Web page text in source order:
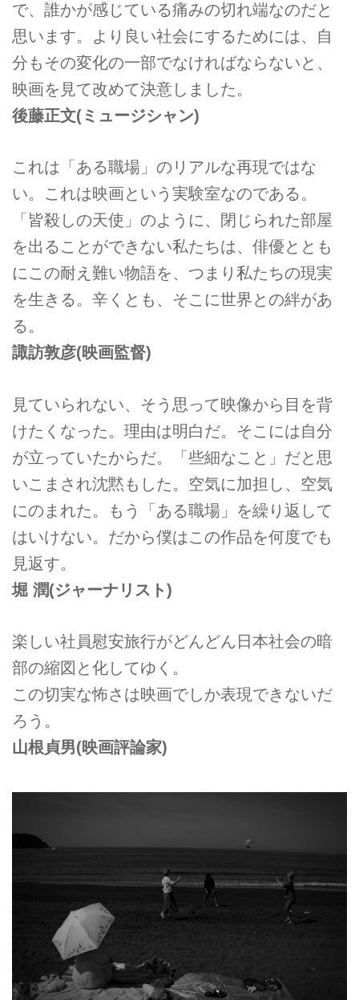
で、誰かが感じている痛みの切れ端なのだと
思います。より良い社会にするためには、自
分もその変化の一部でなければならないと、
映画を見て改めて決意しました。
後藤正文(ミュージシャン)
これは「ある職場」のリアルな再現ではな
い。これは映画という実験室なのである。
「皆殺しの天使」のように、閉じられた部屋
を出ることができない私たちは、俳優ととも
にこの耐え難い物語を、つまり私たちの現実
を生きる。辛くとも、そこに世界との絆があ
る。
諏訪敦彦(映画監督)
見ていられない、そう思って映像から目を背
けたくなった。理由は明白だ。そこには自分
が立っていたからだ。「些細なこと」だと思
いこまされ沈黙もした。空気に加担し、空気
にのまれた。もう「ある職場」を繰り返して
はいけない。だから僕はこの作品を何度でも
見返す。
堀 潤(ジャーナリスト)
楽しい社員慰安旅行がどんどん日本社会の暗
部の縮図と化してゆく。
この切実な怖さは映画でしか表現できないだ
ろう。
山根貞男(映画評論家)